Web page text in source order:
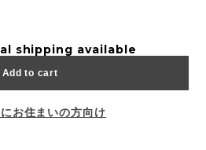
shipping available
Add to cart
お住まいの方向け